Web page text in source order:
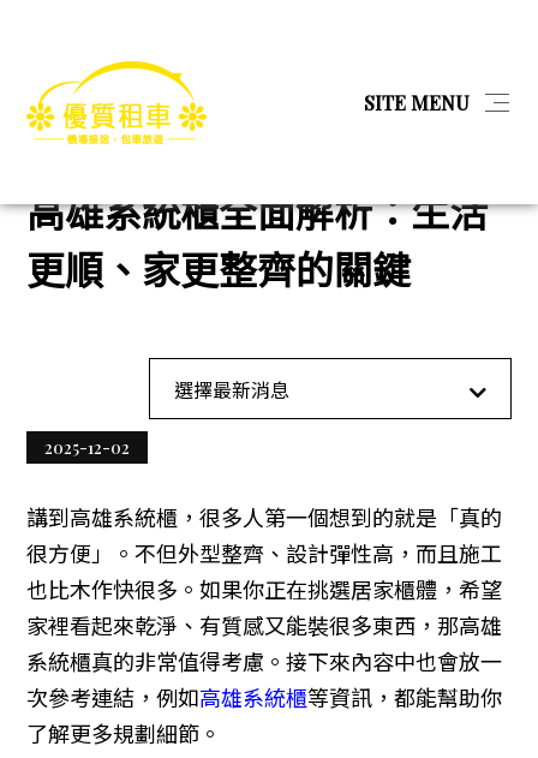
SITE MENU简体
最新消息
相本全分類
問與答
聯絡資訊
首頁
工業工程
高雄系統櫃全面解析：生活更順、家更整齊的關鍵
高雄系統櫃全面解析：生活
更順、家更整齊的關鍵
選擇最新消息
全部消息
娛樂經紀
工業工程
服務
貸款服務
設計服務
2025-12-02
講到高雄系統櫃，很多人第一個想到的就是「真的
很方便」。不但外型整齊、設計彈性高，而且施工
也比木作快很多。如果你正在挑選居家櫃體，希望
家裡看起來乾淨、有質感又能裝很多東西，那高雄
系統櫃真的非常值得考慮。接下來內容中也會放一
次參考連結，例如高雄系統櫃等資訊，都能幫助你
了解更多規劃細節。